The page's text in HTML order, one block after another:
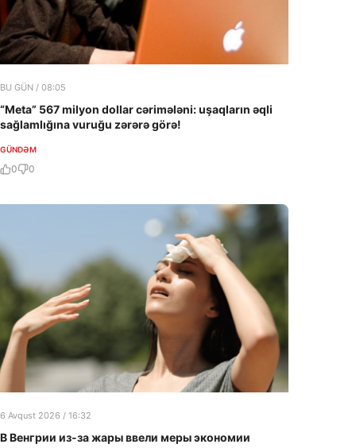
BU GÜN / 08:05
“Meta” 567 milyon dollar cərimələni: uşaqların əqli
sağlamlığına vuruğu zərərə görə!
GÜNDƏM
0 0
6 Avqust 2026 / 16:32
В Венгрии из-за жары ввели меры экономии